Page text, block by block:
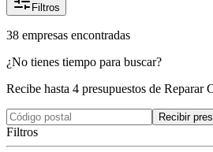
Filtros
38 empresas encontradas
¿No tienes tiempo para buscar?
Recibe hasta 4 presupuestos de Reparar
Recibir
Filtros